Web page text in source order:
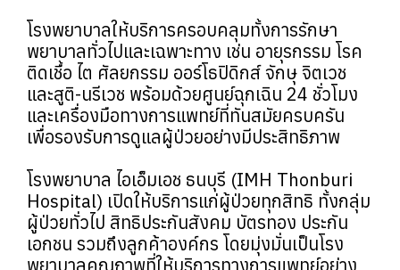
โรงพยาบาลให้บริการครอบคลุมทั้งการรักษา
พยาบาลทั่วไปและเฉพาะทาง เช่น อายุรกรรม โรค
ติดเชื้อ ไต ศัลยกรรม ออร์โธปิดิกส์ จักษุ จิตเวช
และสูติ-นรีเวช พร้อมด้วยศูนย์ฉุกเฉิน 24 ชั่วโมง
และเครื่องมือทางการแพทย์ที่ทันสมัยครบครัน
เพื่อรองรับการดูแลผู้ป่วยอย่างมีประสิทธิภาพ
โรงพยาบาล ไอเอ็มเอช ธนบุรี (IMH Thonburi
Hospital) เปิดให้บริการแก่ผู้ป่วยทุกสิทธิ ทั้งกลุ่ม
ผู้ป่วยทั่วไป สิทธิประกันสังคม บัตรทอง ประกัน
เอกชน รวมถึงลูกค้าองค์กร โดยมุ่งมั่นเป็นโรง
พยาบาลคุณภาพที่ให้บริการทางการแพทย์อย่าง